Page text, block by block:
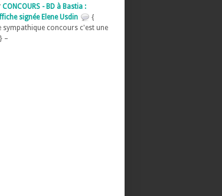
CONCOURS - BD à Bastia :
signée Elene Usdin
{
sympathique concours c'est une
–